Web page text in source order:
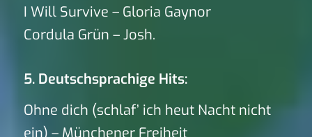
I Will Survive – Gloria Gaynor
Cordula Grün – Josh.
5. Deutschsprachige Hits:
Ohne dich (schlaf’ ich heut Nacht nicht